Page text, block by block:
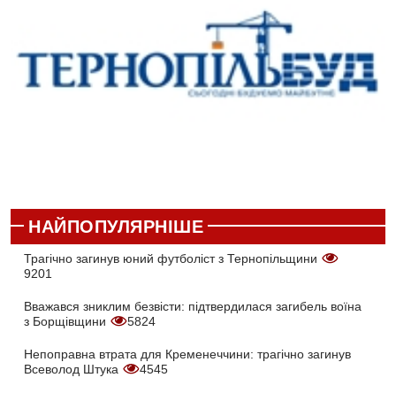
НАЙПОПУЛЯРНІШЕ
Трагічно загинув юний футболіст з Тернопільщини
9201
Вважався зниклим безвісти: підтвердилася загибель воїна
з Борщівщини
5824
Непоправна втрата для Кременеччини: трагічно загинув
Всеволод Штука
4545